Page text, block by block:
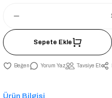
Sepete Ekle
Yorum Yaz Tavsiye Et
Ürün Bilgisi